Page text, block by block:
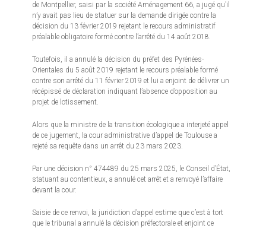
de Montpellier, saisi par la société Aménagement 66, a jugé qu’il
n’y avait pas lieu de statuer sur la demande dirigée contre la
décision du 13 février 2019 rejetant le recours administratif
préalable obligatoire formé contre l’arrêté du 14 août 2018.
Toutefois, il a annulé la décision du préfet des Pyrénées-
Orientales du 5 août 2019 rejetant le recours préalable formé
contre son arrêté du 11 février 2019 et lui a enjoint de délivrer un
récépissé de déclaration indiquant l’absence d’opposition au
projet de lotissement.
Alors que la ministre de la transition écologique a interjeté appel
de ce jugement, la cour administrative d’appel de Toulouse a
rejeté sa requête dans un arrêt du 23 mars 2023.
Par une décision n° 474489 du 25 mars 2025, le Conseil d’État,
statuant au contentieux, a annulé cet arrêt et a renvoyé l’affaire
devant la cour.
Saisie de ce renvoi, la juridiction d’appel estime que c’est à tort
que le tribunal a annulé la décision préfectorale et enjoint ce